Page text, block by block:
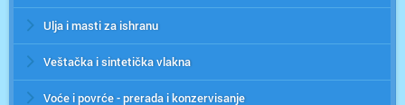
Ulja i masti za ishranu
Veštačka i sintetička vlakna
Voće i povrće - prerada i konzervisanje